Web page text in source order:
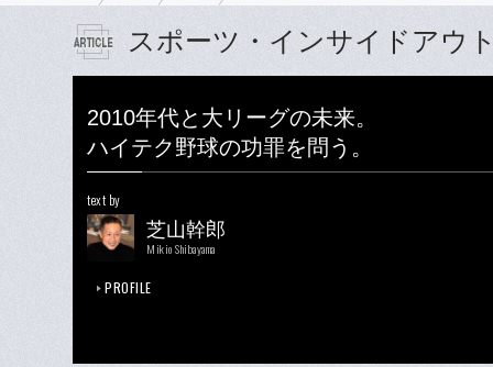
スポーツ・インサイドアウ
2010年代と大リーグの未来。
ハイテク野球の功罪を問う。
text by
芝山幹郎
Mikio Shibayama
PROFILE